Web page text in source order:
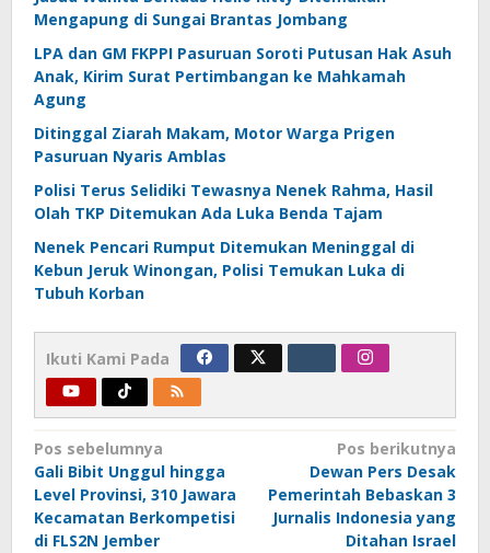
Mengapung di Sungai Brantas Jombang
LPA dan GM FKPPI Pasuruan Soroti Putusan Hak Asuh
Anak, Kirim Surat Pertimbangan ke Mahkamah
Agung
Ditinggal Ziarah Makam, Motor Warga Prigen
Pasuruan Nyaris Amblas
Polisi Terus Selidiki Tewasnya Nenek Rahma, Hasil
Olah TKP Ditemukan Ada Luka Benda Tajam
Nenek Pencari Rumput Ditemukan Meninggal di
Kebun Jeruk Winongan, Polisi Temukan Luka di
Tubuh Korban
Ikuti Kami Pada
Navigasi
pos
Pos sebelumnya
Gali Bibit Unggul hingga
Level Provinsi, 310 Jawara
Kecamatan Berkompetisi
di FLS2N Jember
Pos berikutnya
Dewan Pers Desak
Pemerintah Bebaskan 3
Jurnalis Indonesia yang
Ditahan Israel